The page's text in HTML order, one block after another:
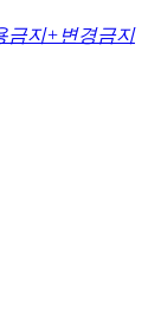
금지+변경금지